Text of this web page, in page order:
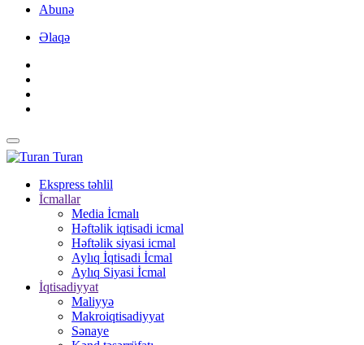
Abunə
Əlaqə
Turan
Ekspress təhlil
İcmallar
Media İcmalı
Həftəlik iqtisadi icmal
Həftəlik siyasi icmal
Aylıq İqtisadi İcmal
Aylıq Siyasi İcmal
İqtisadiyyat
Maliyyə
Makroiqtisadiyyat
Sənaye